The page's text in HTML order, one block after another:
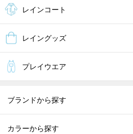
レインコート
レイングッズ
プレイウエア
ブランドから探す
カラーから探す